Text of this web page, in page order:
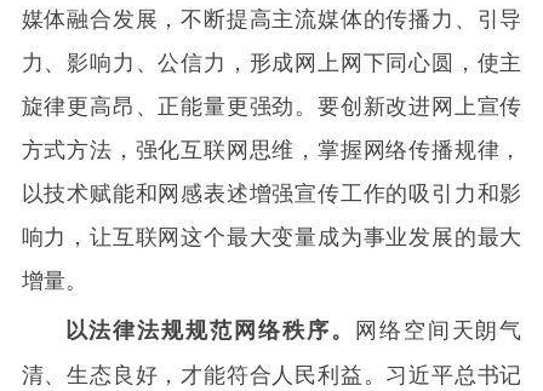
媒体融合发展，不断提高主流媒体的传播力、引导
力、影响力、公信力，形成网上网下同心圆，使主
旋律更高昂、正能量更强劲。要创新改进网上宣传
方式方法，强化互联网思维，掌握网络传播规律，
以技术赋能和网感表述增强宣传工作的吸引力和影
响力，让互联网这个最大变量成为事业发展的最大
增量。
以法律法规规范网络秩序。 网络空间天朗气
清、生态良好，才能符合人民利益。习近平总书记